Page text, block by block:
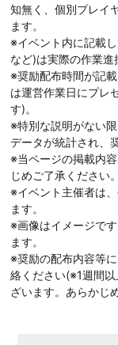
知無く、個別プレイ
ます。
※イベント内に記載
など)は実際の作業進
※奨励配布時間が記
は運営作業日にプレ
す)。
※特別な説明がない
データが統計され、
※当ページの掲載内
じめご了承ください。
※イベント主催者は
ます。
※画像はイメージで
ます。
※奨励の配布内容等
絡ください(※1週間
ざいます。あらかじ